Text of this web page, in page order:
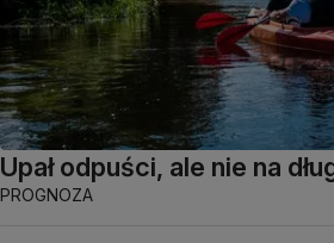
Upał odpuści, ale nie na
PROGNOZA